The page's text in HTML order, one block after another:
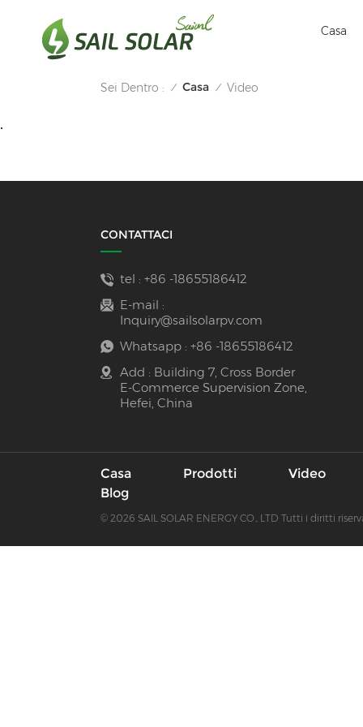
Casa
Sei Dentro : / Casa / Video
.
CONTATTACI
tel : +86 -18655186412
E-mail :
Inquiry@sailsolarpv.com
Whatsapp : +86 -18655186412
Add : Building 7, Cross Border
E-Commerce Supervision Zone,
Hefei, China
Casa Prodotti Video
Blog
© 2026 SAIL SOLAR ENERGY CO., LTD Tutti i diritti